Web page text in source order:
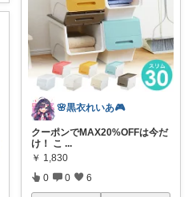
🌸黒衣れいあ🎮
クーポンでMAX20%OFFは今だ
け！ こ ...
￥ 1,830
0 0 6